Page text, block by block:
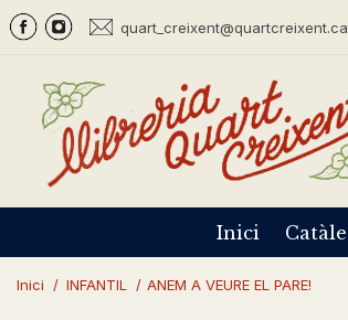
Inici
Inici / INFANTIL / ANEM A VEURE EL PARE!